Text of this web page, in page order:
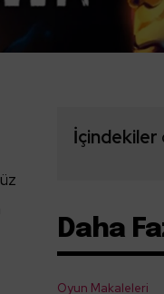
İçindekiler
Daha
Oyun Makaleleri